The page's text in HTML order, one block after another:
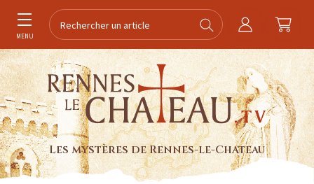
MENU
Les mystères de Rennes-le-Chateau